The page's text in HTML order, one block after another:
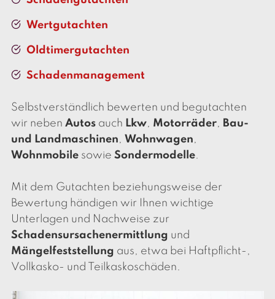
Wertgutachten
Oldtimergutachten
Schadenmanagement
Selbstverständlich bewerten und begutachten
wir neben Autos auch Lkw, Motorräder, Bau-
und Landmaschinen, Wohnwagen,
Wohnmobile sowie Sondermodelle.
Mit dem Gutachten beziehungsweise der
Bewertung händigen wir Ihnen wichtige
Unterlagen und Nachweise zur
Schadensursachenermittlung und
Mängelfeststellung aus, etwa bei Haftpflicht-,
Vollkasko- und Teilkaskoschäden.